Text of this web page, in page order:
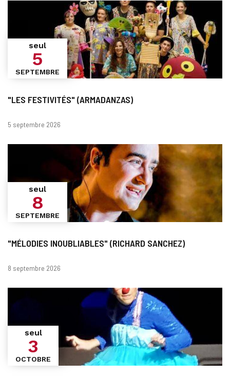
"LES FESTIVITÉS" (ARMADANZAS)
seul
5
SEPTEMBRE
Dates
5 septembre 2026
"MÉLODIES INOUBLIABLES" (RICHARD SANCHEZ)
seul
8
SEPTEMBRE
Dates
8 septembre 2026
seul
3
OCTOBRE